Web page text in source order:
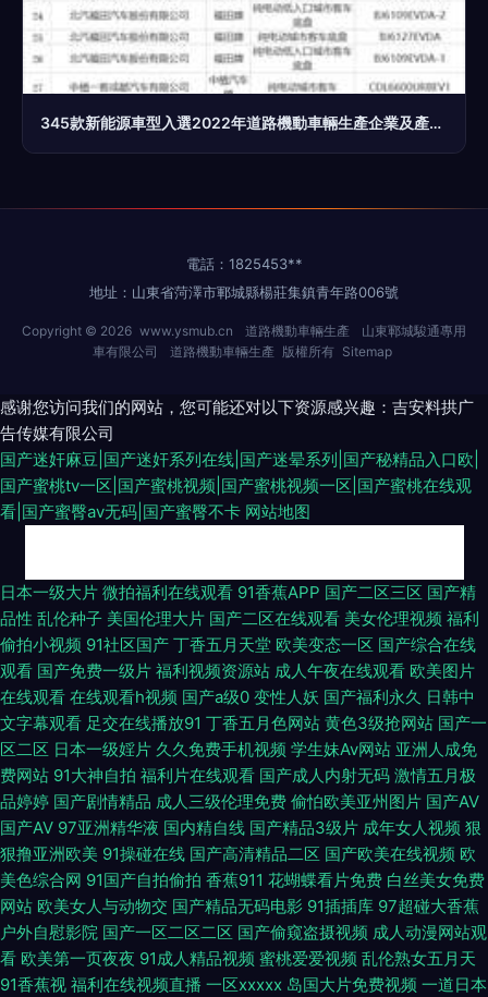
345款新能源車型入選2022年道路機動車輛生產企業及產品公告 產業浪潮再添新活力
電話：1825453**
地址：山東省菏澤市鄆城縣楊莊集鎮青年路006號
Copyright © 2026 www.ysmub.cn 道路機動車輛生產
山東鄆城駿通專用
車有限公司
道路機動車輛生產 版權所有 Sitemap
感谢您访问我们的网站，您可能还对以下资源感兴趣：吉安料拱广
告传媒有限公司
国产迷奸麻豆|国产迷奸系列在线|国产迷晕系列|国产秘精品入口欧|
国产蜜桃tv一区|国产蜜桃视频|国产蜜桃视频一区|国产蜜桃在线观
看|国产蜜臀av无码|国产蜜臀不卡 网站地图
极品尤物蜜桃视频 国产亚洲天堂一区在线 亚洲黄色osjdyd 91玉足视频在线
播放 在线看国产五六区 中日韩无码不卡 日韩一AV 91视频网站精选大全 九一
色产 综合av在线 大香蕉丝袜伊人 日美人兽视频 91美女足交 高清无码内射
深夜福利试看AV 91在线视频观看 亚色91 成人激情综合网 日韩福利导航官网
91资源在线观看 蜜桃视频在线看 91精品日韩专区 国产一区欧美性爱 熟美人
妻一区二区三 99在线视频福利社 男人的天堂在线另类 91青青 精品久久噜噜
先锋Av中文区 91探花在线观看 国产人妻精品在线 午夜性网 91色蝌蚪夫妻视
日本一级大片 微拍福利在线观看 91香蕉APP 国产二区三区 国产精
品性 乱伦种子 美国伦理大片 国产二区在线观看 美女伦理视频 福利
偷拍小视频 91社区国产 丁香五月天堂 欧美变态一区 国产综合在线
观看 国产免费一级片 福利视频资源站 成人午夜在线观看 欧美图片
在线观看 在线观看h视频 国产a级0 变性人妖 国产福利永久 日韩中
文字幕观看 足交在线播放91 丁香五月色网站 黄色3级抢网站 国产一
区二区 日本一级婬片 久久免费手机视频 学生妹Av网站 亚洲人成免
费网站 91大神自拍 福利片在线观看 国产成人内射无码 激情五月极
品婷婷 国产剧情精品 成人三级伦理免费 偷怕欧美亚州图片 国产AV
国产AV 97亚洲精华液 国内精自线 国产精品3级片 成年女人视频 狠
狠撸亚洲欧美 91操碰在线 国产高清精品二区 国产欧美在线视频 欧
美色综合网 91国产自拍偷拍 香蕉911 花蝴蝶看片免费 白丝美女免费
网站 欧美女人与动物交 国产精品无码电影 91插插库 97超碰大香蕉
户外自慰影院 国产一区二区二区 国产偷窥盗摄视频 成人动漫网站观
看 欧美第一页夜夜 91成人精品视频 蜜桃爱爱视频 乱伦熟女五月天
91香蕉视 福利在线视频直播 一区xxxxx 岛国大片免费视频 一道日本